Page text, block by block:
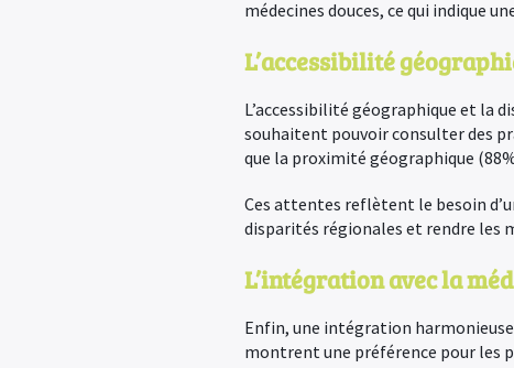
médecines douces, ce qui indique
L’accessibilité
L’accessibilité géographique et la
souhaitent pouvoir consulter des
que la proximité géographique
Ces attentes reflètent le besoin
disparités régionales et rendre les
L’intégration avec la
Enfin, une intégration
montrent une préférence pour les